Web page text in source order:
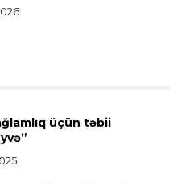
futbolçusunu
üçün təbii